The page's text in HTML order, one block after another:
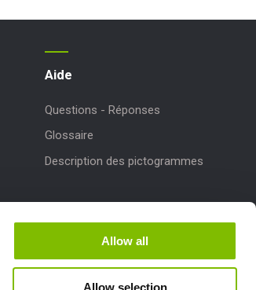
Allow all
Allow selection
Aide
Questions - Réponses
Glossaire
Description des pictogrammes